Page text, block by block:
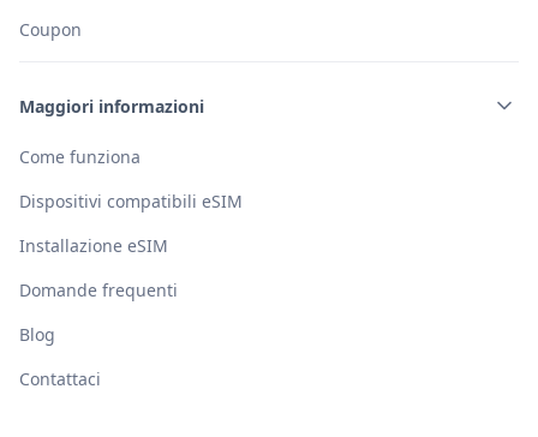
Coupon
Maggiori informazioni
Come funziona
Dispositivi compatibili eSIM
Installazione eSIM
Domande frequenti
Blog
Contattaci